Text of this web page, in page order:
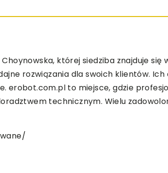
której siedziba znajduje się
rozwiązania dla swoich klientów.
erobot.com.pl to miejsce, gdzie
technicznym. Wielu